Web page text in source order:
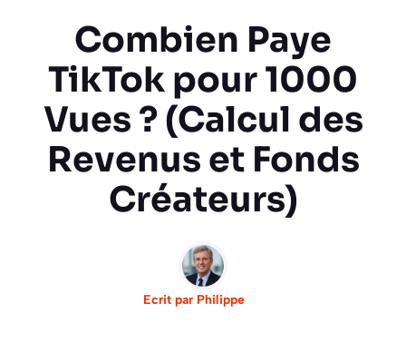
Combien Paye
TikTok pour 1000
Vues ? (Calcul des
Revenus et Fonds
Créateurs)
Ecrit par Philippe